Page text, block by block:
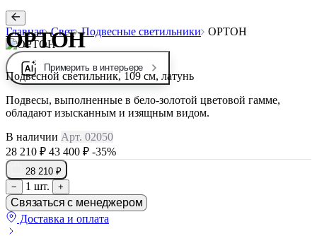
Главная Свет Подвесные светильники ОРТОН
Примерить в интерьере
ОРТОН
Подвесной светильник, 109 см, латунь
Подвесы, выполненные в бело-золотой цветовой гамме,
обладают изысканным и изящным видом.
В наличии Арт. 02050
28 210 ₽ 43 400 ₽ -35%
28 210 ₽
−
1 шт. +
Связаться с менеджером
Доставка и оплата